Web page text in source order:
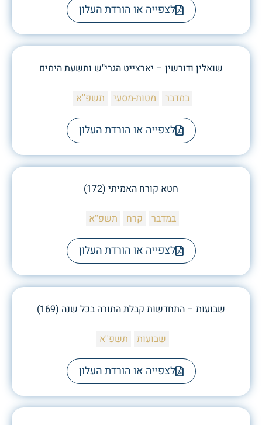
לצפייה או הורדת העלון
שואלין ודורשין – יארצייט הגרי"ש ותשעת הימים
במדבר מטות-מסעי תשפ''א
לצפייה או הורדת העלון
חטא קורח האמיתי (172)
במדבר קרח תשפ''א
לצפייה או הורדת העלון
שבועות – התחדשות קבלת התורה בכל שנה (169)
שבועות תשפ''א
לצפייה או הורדת העלון